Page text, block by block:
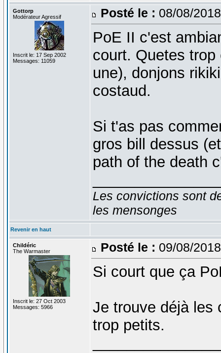
Gottorp
Modérateur Agressif
Inscrit le: 17 Sep 2002
Messages: 11059
Posté le : 08/08/
PoE II c'est
court. Quetes
une), donjons
costaud.
Si t'as pas
gros bill dessus
path of the death
Les convictions sont
les mensonges
Revenir en haut
Childéric
The Warmaster
Inscrit le: 27 Oct 2003
Messages: 5966
Posté le : 09/08/
Si court que ça
Je trouve déjà les
trop petits.